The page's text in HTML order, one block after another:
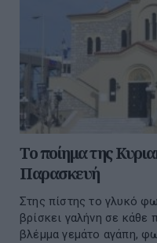
Το ποίημα της
Παρασκευή
Στης πίστης το γλυκό
βρίσκει γαλήνη σε κάθε
βλέμμα γεμάτο αγάπη,